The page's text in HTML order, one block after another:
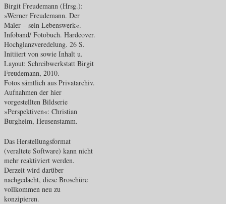
Birgit Freudemann (Hrsg.):
»Werner Freudemann. Der
Maler – sein Lebenswerk«.
Infoband/ Fotobuch. Hardcover.
Hochglanzveredelung. 26 S.
Initiiert von sowie Inhalt u.
Layout: Schreibwerkstatt Birgit
Freudemann, 2010.
Fotos sämtlich aus Privatarchiv.
Aufnahmen der hier
vorgestellten Bildserie
»Perspektiven«: Christian
Burgheim, Heusenstamm.
Das Herstellungsformat
(veraltete Software) kann nicht
mehr reaktiviert werden.
Derzeit wird darüber
nachgedacht, diese Broschüre
vollkommen neu zu
konzipieren.